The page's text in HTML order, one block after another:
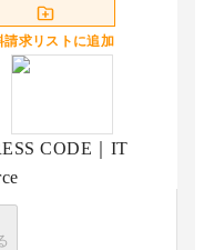
請求リストに追加
CODE｜IT
請求リストに追加